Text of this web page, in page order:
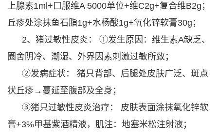
上腺素1ml+口服维A 5000单位+维C2g+复合维B2g；
丘疹处涂抹鱼石脂1g+水杨酸1g+氧化锌软膏30g；
2、猪过敏性皮炎： ①发生原因：维生素A缺乏、
圈舍阴冷、潮湿、外界因素刺激过敏所致；
②发病症状： 猪只背部、后腿处皮肤广泛、斑点
状丘疹→蔓延至腹部及全身；
③猪只过敏性皮炎治疗： 皮肤表面涂抹氧化锌软
膏+3%甲基紫酒精液，肌注：地塞米松注射液；